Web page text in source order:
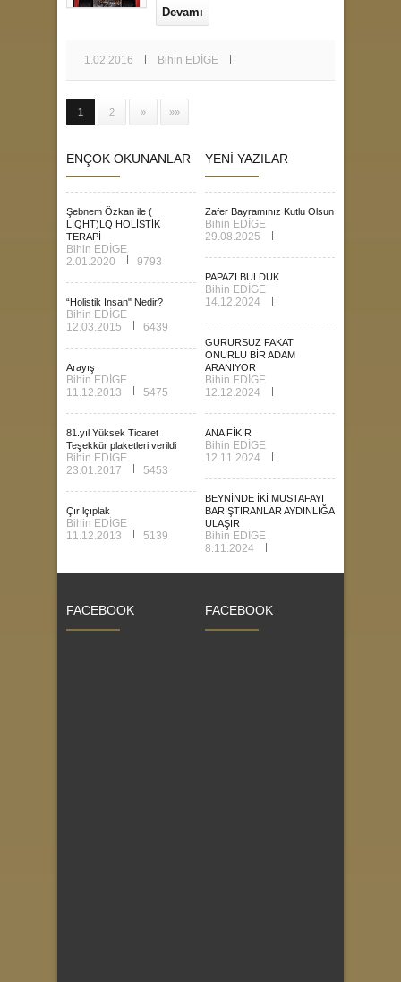
Devamı
1.02.2016 Bihin EDİGE
1 2 » »»
ENÇOK OKUNANLAR
Şebnem Özkan ile (
LIQHT)LQ HOLİSTİK
TERAPİ
Bihin EDİGE
2.01.2020
9793
“Holistik İnsan" Nedir?
Bihin EDİGE
12.03.2015
6439
Arayış
Bihin EDİGE
11.12.2013
5475
81.yıl Yüksek Ticaret
Teşekkür plaketleri verildi
Bihin EDİGE
23.01.2017
5453
Çırılçıplak
Bihin EDİGE
11.12.2013
5139
YENİ YAZILAR
Zafer Bayramınız Kutlu Olsun
Bihin EDİGE
29.08.2025
PAPAZI BULDUK
Bihin EDİGE
14.12.2024
GURURSUZ FAKAT
ONURLU BİR ADAM
ARANIYOR
Bihin EDİGE
12.12.2024
ANA FİKİR
Bihin EDİGE
12.11.2024
BEYNİNDE İKİ MUSTAFAYI
BARIŞTIRANLAR AYDINLIĞA
ULAŞIR
Bihin EDİGE
8.11.2024
FACEBOOK FACEBOOK